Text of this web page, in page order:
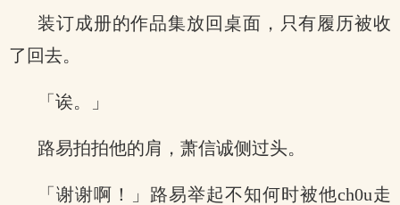
装订成册的作品集放回桌面，只有履历被收
了回去。
「诶。」
路易拍拍他的肩，萧信诚侧过头。
「谢谢啊！」路易举起不知何时被他ch0u走